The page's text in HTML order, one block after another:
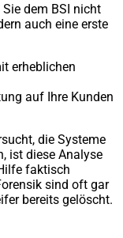
dem BSI nicht
auch eine erste
erheblichen
auf Ihre Kunden
die Systeme
ist diese Analyse
faktisch
sind oft gar
bereits gelöscht.